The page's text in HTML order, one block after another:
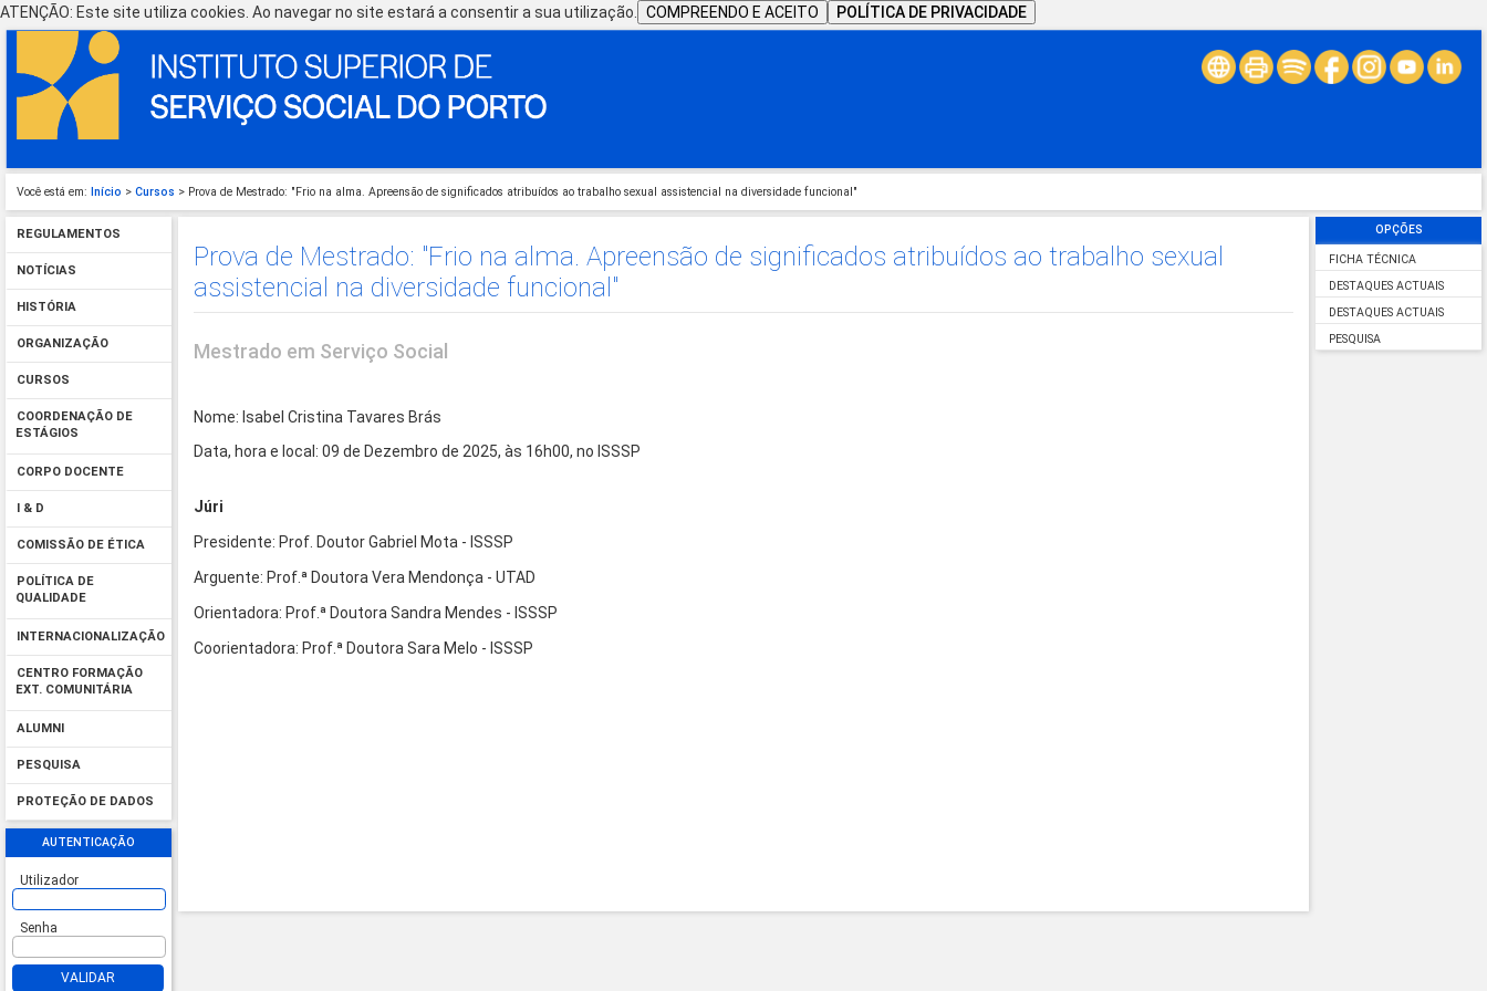
ATENÇÃO: Este site utiliza cookies. Ao navegar no site estará a consentir a sua utilização. COMPREENDO E ACEITO POLÍTICA DE PRIVACIDADE
Você está em: Início > Cursos > Prova de Mestrado: "Frio na alma. Apreensão de significados atribuídos ao trabalho sexual assistencial na diversidade funcional"
REGULAMENTOS
NOTÍCIAS
HISTÓRIA
ORGANIZAÇÃO
CURSOS
COORDENAÇÃO DE
ESTÁGIOS
CORPO DOCENTE
I & D
COMISSÃO DE ÉTICA
POLÍTICA DE
QUALIDADE
INTERNACIONALIZAÇÃO
CENTRO FORMAÇÃO
EXT. COMUNITÁRIA
ALUMNI
PESQUISA
PROTEÇÃO DE DADOS
AUTENTICAÇÃO
Utilizador
Senha
VALIDAR
OPÇÕES
FICHA TÉCNICA
DESTAQUES ACTUAIS
DESTAQUES ACTUAIS
PESQUISA
Prova de Mestrado: "Frio na alma. Apreensão de significados atribuídos ao trabalho sexual
assistencial na diversidade funcional"
Mestrado em Serviço Social
Nome: Isabel Cristina Tavares Brás
Data, hora e local: 09 de Dezembro de 2025, às 16h00, no ISSSP
Júri
Presidente: Prof. Doutor Gabriel Mota - ISSSP
Arguente: Prof.ª Doutora Vera Mendonça - UTAD
Orientadora: Prof.ª Doutora Sandra Mendes - ISSSP
Coorientadora: Prof.ª Doutora Sara Melo - ISSSP